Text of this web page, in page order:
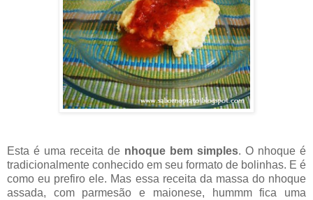
Esta é uma receita de nhoque bem simples. O nhoque é
tradicionalmente conhecido em seu formato de bolinhas. E é
como eu prefiro ele. Mas essa receita da massa do nhoque
assada, com parmesão e maionese, hummm fica uma